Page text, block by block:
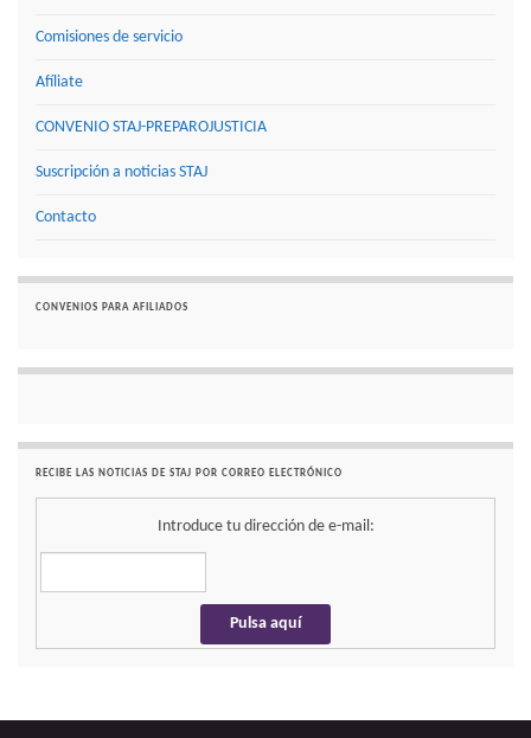
Comisiones de servicio
Afíliate
CONVENIO STAJ-PREPAROJUSTICIA
Suscripción a noticias STAJ
Contacto
CONVENIOS PARA AFILIADOS
RECIBE LAS NOTICIAS DE STAJ POR CORREO ELECTRÓNICO
Introduce tu dirección de e-mail: